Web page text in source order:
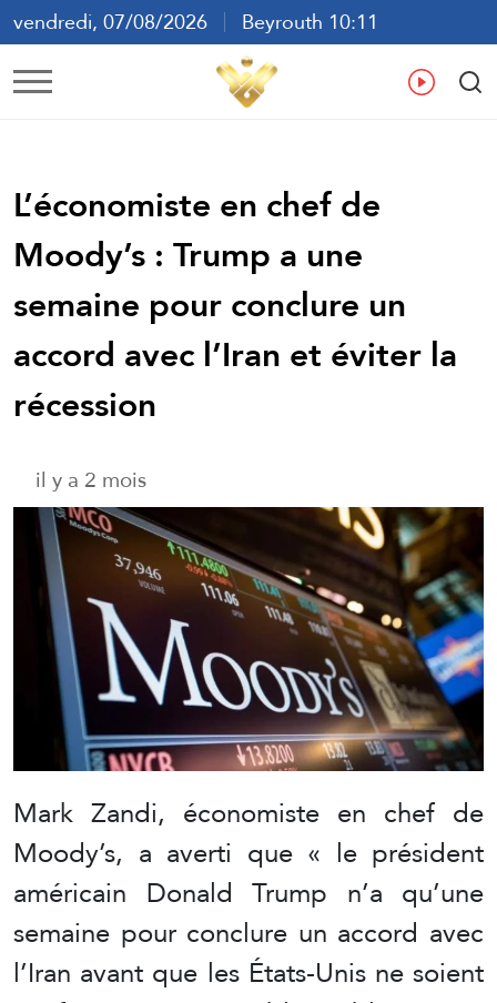
vendredi, 07/08/2026
Beyrouth 10:11
ع
L’économiste en chef de
Moody’s : Trump a une
semaine pour conclure un
accord avec l’Iran et éviter la
récession
il y a 2 mois
Mark Zandi, économiste en chef de
Moody’s, a averti que « le président
américain Donald Trump n’a qu’une
semaine pour conclure un accord avec
l’Iran avant que les États-Unis ne soient